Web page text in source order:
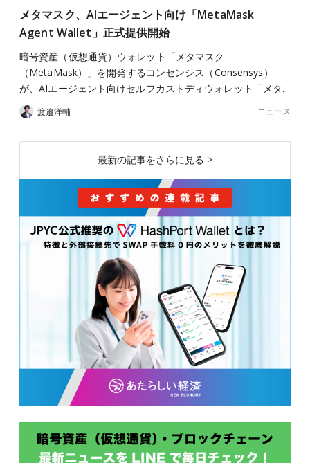
メタマスク、AIエージェント向け「MetaMask
Agent Wallet」正式提供開始
暗号資産（仮想通貨）ウォレット「メタマスク
（MetaMask）」を開発するコンセンシス（Consensys）
が、AIエージェント向けセルフカストディウォレット「メタ…
渡邉洋輔 ニュース
最新の記事をさらに見る >